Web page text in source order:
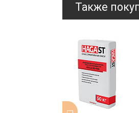
Также